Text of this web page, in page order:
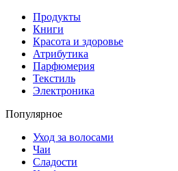
Продукты
Книги
Красота и здоровье
Атрибутика
Парфюмерия
Текстиль
Электроника
Популярное
Уход за волосами
Чаи
Сладости